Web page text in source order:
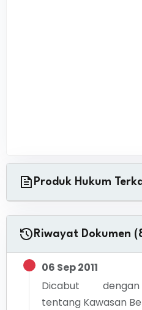
Produk Hukum
Riwayat Dokumen
06 Sep 2011
Dicabut dengan
tentang Kawasan